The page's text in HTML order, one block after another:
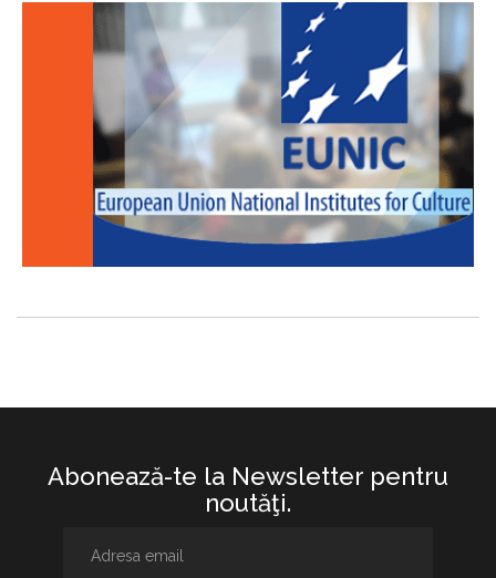
Abonează-te la Newsletter pentru
noutăţi.